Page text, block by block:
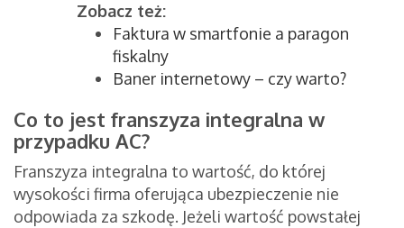
Zobacz też:
Faktura w smartfonie a paragon
fiskalny
Baner internetowy – czy warto?
Co to jest franszyza integralna w
przypadku AC?
Franszyza integralna to wartość, do której
wysokości firma oferująca ubezpieczenie nie
odpowiada za szkodę. Jeżeli wartość powstałej